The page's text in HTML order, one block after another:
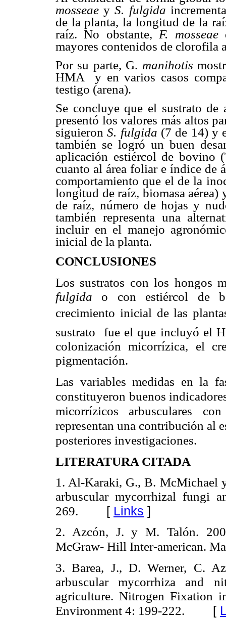
mosseaey S. fulgida
de la planta, la longitud de la
raíz. No obstante, F. mosseae
mayores contenidos de clorofila
Por su parte, G. manihotis
HMA y en varios casos
testigo (arena).
Se concluye que el sustrato
presentó los valores más altos
siguieronS. fulgida (7 de 14) y
también se logró un buen
aplicación estiércol de bovino
cuanto al área foliar e índice de
comportamiento que el de la
longitud de raíz, biomasa aérea)
de raíz, número de hojas y
también representa una
incluir en el manejo
inicial de la planta.
CONCLUSIONES
Los sustratos con los hongos
fulgida o con estiércol de
crecimiento inicial de las
sustrato fue el que incluyó el
colonización micorrízica, el
pigmentación.
Las variables medidas en la
constituyeron buenos
micorrízicos arbusculares
representan una contribución al
posteriores investigaciones.
LITERATURA CITADA
1. Al-Karaki, G., B. McMichael
arbuscular mycorrhizal fungi
269. [ Links ]
2. Azcón, J. y M. Talón.
McGraw- Hill Inter-american.
3. Barea, J., D. Werner, C.
arbuscular mycorrhiza and
agriculture. Nitrogen Fixation
Environment 4: 199-222. [